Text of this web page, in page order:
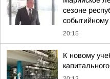
сезоне
событийному
20:15
К новому